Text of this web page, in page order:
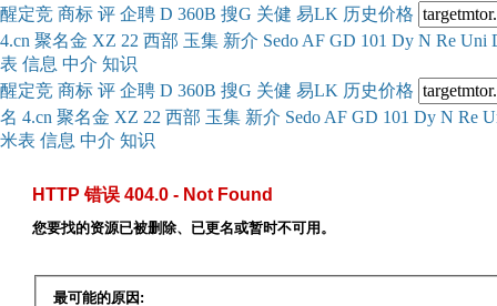
醒定竞 商标 评 企聘 D 360B 搜G 关健 易LK 历史价格
4.cn 聚名金 XZ 22 西部 玉集 新介 Sedo AF GD 101 Dy N Re Uni
表 信息 中介 知识